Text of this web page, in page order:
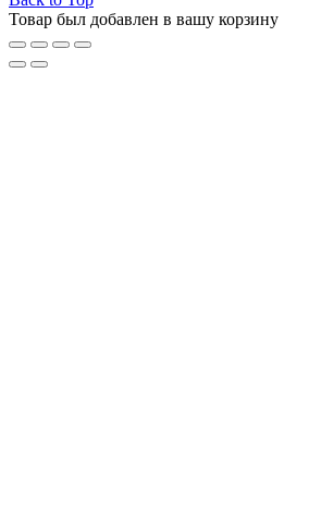
Товар был добавлен в вашу корзину